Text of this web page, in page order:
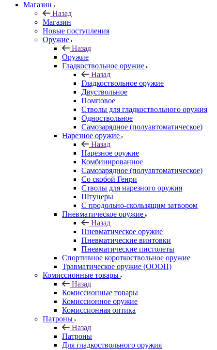
Магазин
Назад
Магазин
Новые поступления
Оружие
Назад
Оружие
Гладкоствольное оружие
Назад
Гладкоствольное оружие
Двуствольное
Помповое
Стволы для гладкоствольного оружия
Одноствольное
Самозарядное (полуавтоматическое)
Нарезное оружие
Назад
Нарезное оружие
Комбинированное
Самозарядное (полуавтоматическое)
Со скобой Генри
Стволы для нарезного оружия
Штуцеры
С продольно-скользящим затвором
Пневматическое оружие
Назад
Пневматическое оружие
Пневматические винтовки
Пневматические пистолеты
Спортивное короткоствольное оружие
Травматическое оружие (ОООП)
Комиссионные товары
Назад
Комиссионные товары
Комиссионное оружие
Комиссионная оптика
Патроны
Назад
Патроны
Для гладкоствольного оружия